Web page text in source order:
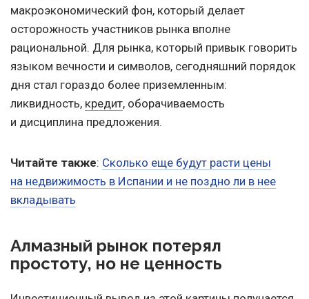
макроэкономический фон, который делает
осторожность участников рынка вполне
рациональной. Для рынка, который привык говорить
языком вечности и символов, сегодняшний порядок
дня стал гораздо более приземленным:
ликвидность, кредит, оборачиваемость
и дисциплина предложения.
Читайте также: Сколько еще будут расти цены
на недвижимость в Испании и не поздно ли в нее
вкладывать
Алмазный рынок потерял
простоту, но не ценность